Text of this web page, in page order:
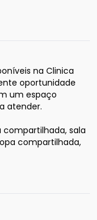
na Clinica
oportunidade
um espaço
atender.
compartilhada, sala
compartilhada,